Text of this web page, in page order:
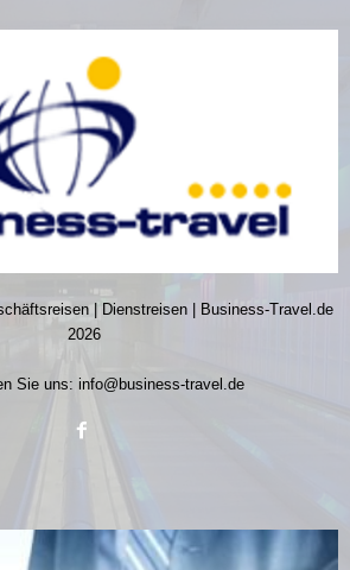
| Dienstreisen | Business-Travel.de
2026
Sie uns: info@business-travel.de